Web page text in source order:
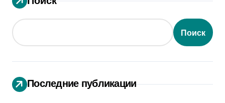
Поиск
Последние публикации